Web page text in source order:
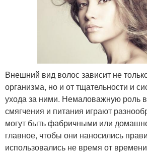
Внешний вид волос зависит не
организма, но и от тщательности и
ухода за ними. Немаловажную роль в
смягчения и питания играют
могут быть фабричными или
главное, чтобы они наносились
использовались не время от